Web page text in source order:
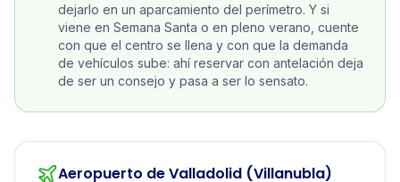
dejarlo en un aparcamiento del perímetro. Y si
viene en Semana Santa o en pleno verano, cuente
con que el centro se llena y con que la demanda
de vehículos sube: ahí reservar con antelación deja
de ser un consejo y pasa a ser lo sensato.
Aeropuerto de Valladolid (Villanubla)